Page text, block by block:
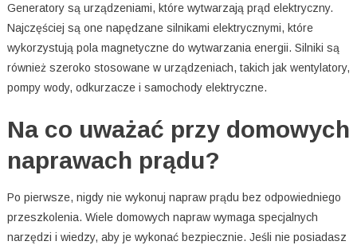
Generatory są urządzeniami, które wytwarzają prąd elektryczny.
Najczęściej są one napędzane silnikami elektrycznymi, które
wykorzystują pola magnetyczne do wytwarzania energii. Silniki są
również szeroko stosowane w urządzeniach, takich jak wentylatory,
pompy wody, odkurzacze i samochody elektryczne.
Na co uważać przy domowych
naprawach prądu?
Po pierwsze, nigdy nie wykonuj napraw prądu bez odpowiedniego
przeszkolenia. Wiele domowych napraw wymaga specjalnych
narzędzi i wiedzy, aby je wykonać bezpiecznie. Jeśli nie posiadasz